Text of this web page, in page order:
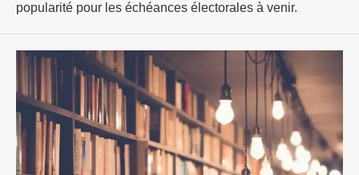
popularité pour les échéances électorales à venir.